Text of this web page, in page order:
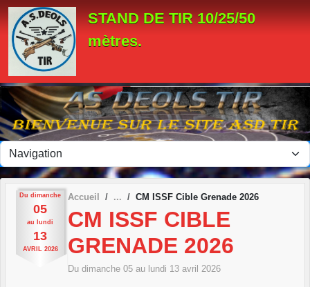
STAND DE TIR 10/25/50
mètres.
Du dimanche
05
au lundi
13
AVRIL 2026
Accueil CM ISSF Cible Grenade 2026
CM ISSF CIBLE
GRENADE 2026
Du dimanche 05 au lundi 13 avril 2026
Panneau de gestion des cookies